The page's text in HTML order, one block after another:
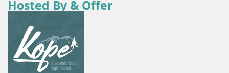
Hosted By & Offer